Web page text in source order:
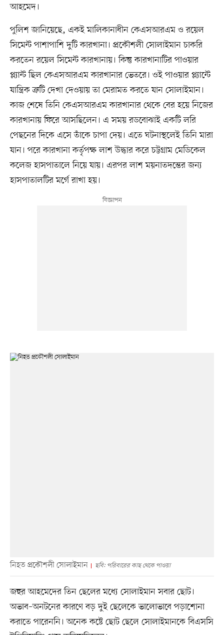
আহমেদ।
পুলিশ জানিয়েছে, একই মালিকানাধীন কেএসআরএম ও রয়েল
সিমেন্ট পাশাপাশি দুটি কারখানা। প্রকৌশলী সোলাইমান চাকরি
করতেন রয়েল সিমেন্ট কারখানায়। কিন্তু কারখানাটির পাওয়ার
প্ল্যান্ট ছিল কেএসআরএম কারখানার ভেতরে। ওই পাওয়ার প্ল্যান্টে
যান্ত্রিক ত্রুটি দেখা দেওয়ায় তা মেরামত করতে যান সোলাইমান।
কাজ শেষে তিনি কেএসআরএম কারখানার থেকে বের হয়ে নিজের
কারখানায় ফিরে আসছিলেন। এ সময় রডবোঝাই একটি লরি
পেছনের দিকে এসে তাঁকে চাপা দেয়। এতে ঘটনাস্থলেই তিনি মারা
যান। পরে কারখানা কর্তৃপক্ষ লাশ উদ্ধার করে চট্টগ্রাম মেডিকেল
কলেজ হাসপাতালে নিয়ে যায়। এরপর লাশ ময়নাতদন্তের জন্য
হাসপাতালটির মর্গে রাখা হয়।
নিহত প্রকৌশলী সোলাইমান ছবি: পরিবারের কাছ থেকে পাওয়া
জহুর আহমেদের তিন ছেলের মধ্যে সোলাইমান সবার ছোট।
অভাব–অনটনের কারণে বড় দুই ছেলেকে ভালোভাবে পড়াশোনা
করাতে পারেননি। অনেক কষ্টে ছোট ছেলে সোলাইমানকে বিএসসি